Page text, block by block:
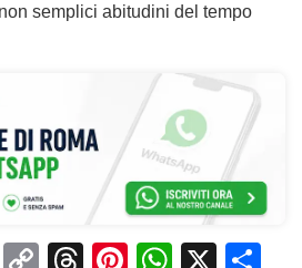
semplici abitudini del tempo